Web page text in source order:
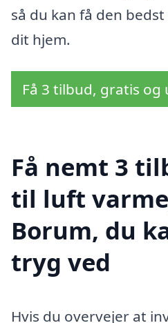
så du kan få den
dit hjem.
Få 3 tilbud, gratis
Få nemt 3
til luft
Borum, du
tryg ved
Hvis du overvejer at